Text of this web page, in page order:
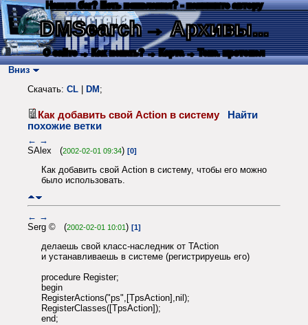
Нашли баг? Есть пожелания? - напишите автору
DMSearch→ Архивы...
О сайте → Как искать? → Карта → Текс. протокол
Вниз
Скачать: CL DM ;
Как добавить свой Action в систему
Найти
похожие ветки
← →
SAlex (2002-02-01 09:34) [0]
Как добавить свой Action в систему, чтобы его можно
было использовать.
← →
Serg © (2002-02-01 10:01) [1]
делаешь свой класс-наследник от TAction
и устанавливаешь в системе (регистрируешь его)
procedure Register;
begin
RegisterActions("ps",[TpsAction],nil);
RegisterClasses([TpsAction]);
end;